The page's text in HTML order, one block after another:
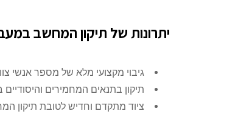
יתרונות של תיקון המחשב
גיבוי מקצועי מלא של מספר אנשי
תיקון בתנאים המחמירים והיסודיים
ציוד מתקדם וחדיש לטובת תיקון